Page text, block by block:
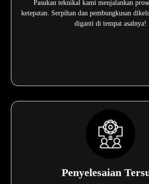
Pasukan teknikal kami menjalankan
ketepatan. Serpihan dan pembungkusan
diganti di tempat asalnya!
Penyelesaian